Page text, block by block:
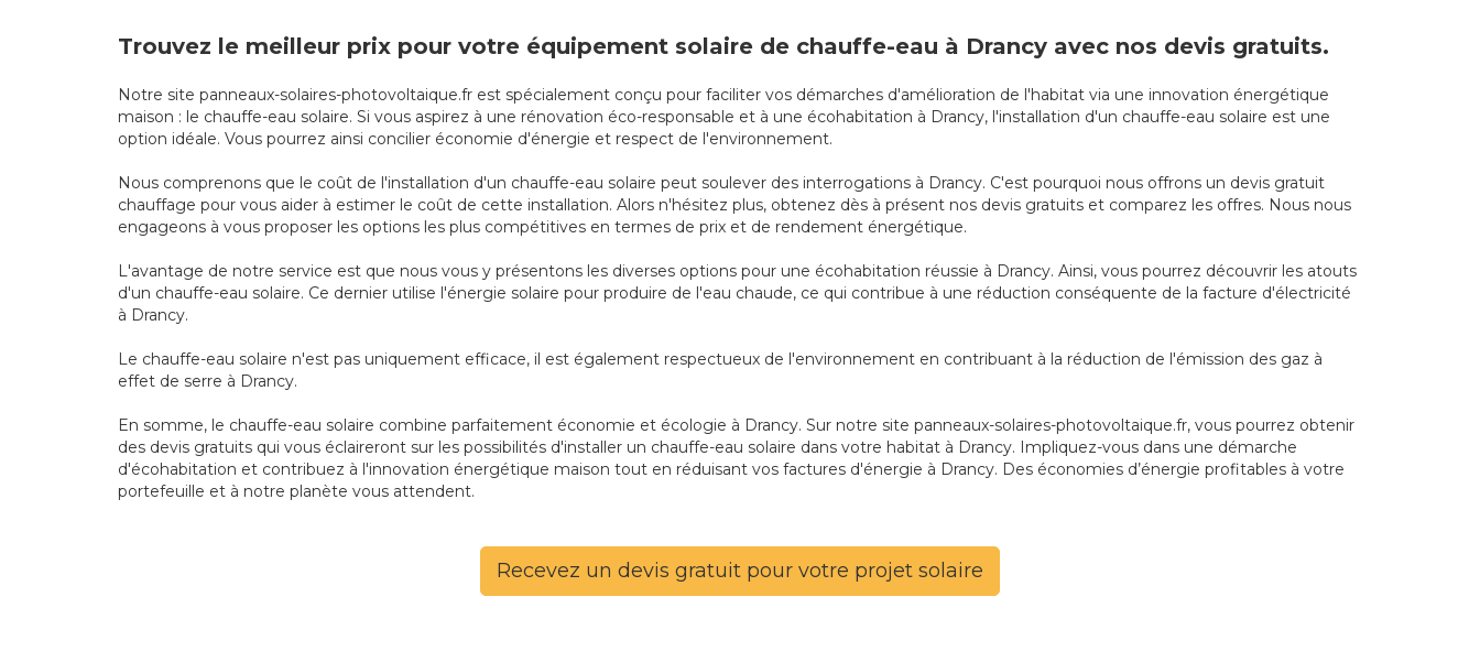
Trouvez le meilleur prix pour votre équipement solaire de chauffe-eau à Drancy avec nos devis gratuits.
Notre site panneaux-solaires-photovoltaique.fr est spécialement conçu pour faciliter vos démarches d'amélioration de l'habitat via une innovation énergétique
maison : le chauffe-eau solaire. Si vous aspirez à une rénovation éco-responsable et à une écohabitation à Drancy, l'installation d'un chauffe-eau solaire est une
option idéale. Vous pourrez ainsi concilier économie d'énergie et respect de l'environnement.
Nous comprenons que le coût de l'installation d'un chauffe-eau solaire peut soulever des interrogations à Drancy. C'est pourquoi nous offrons un devis gratuit
chauffage pour vous aider à estimer le coût de cette installation. Alors n'hésitez plus, obtenez dès à présent nos devis gratuits et comparez les offres. Nous nous
engageons à vous proposer les options les plus compétitives en termes de prix et de rendement énergétique.
L'avantage de notre service est que nous vous y présentons les diverses options pour une écohabitation réussie à Drancy. Ainsi, vous pourrez découvrir les atouts
d'un chauffe-eau solaire. Ce dernier utilise l'énergie solaire pour produire de l'eau chaude, ce qui contribue à une réduction conséquente de la facture d'électricité
à Drancy.
Le chauffe-eau solaire n'est pas uniquement efficace, il est également respectueux de l'environnement en contribuant à la réduction de l'émission des gaz à
effet de serre à Drancy.
En somme, le chauffe-eau solaire combine parfaitement économie et écologie à Drancy. Sur notre site panneaux-solaires-photovoltaique.fr, vous pourrez obtenir
des devis gratuits qui vous éclaireront sur les possibilités d'installer un chauffe-eau solaire dans votre habitat à Drancy. Impliquez-vous dans une démarche
d'écohabitation et contribuez à l'innovation énergétique maison tout en réduisant vos factures d'énergie à Drancy. Des économies d’énergie profitables à votre
portefeuille et à notre planète vous attendent.
Recevez un devis gratuit pour votre projet solaire